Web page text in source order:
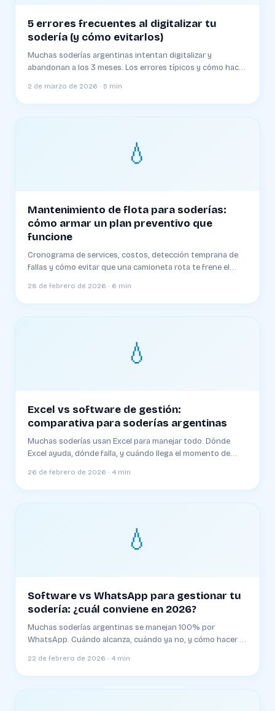
5 errores frecuentes al digitalizar tu
sodería (y cómo evitarlos)
Muchas soderías argentinas intentan digitalizar y
abandonan a los 3 meses. Los errores típicos y cómo hacer
2 de marzo de 2026 · 5 min
💧
Mantenimiento de flota para soderías:
cómo armar un plan preventivo que
funcione
Cronograma de services, costos, detección temprana de
fallas y cómo evitar que una camioneta rota te frene el
28 de febrero de 2026 · 6 min
💧
Excel vs software de gestión:
comparativa para soderías argentinas
Muchas soderías usan Excel para manejar todo. Dónde
Excel ayuda, dónde falla, y cuándo llega el momento de
26 de febrero de 2026 · 4 min
💧
Software vs WhatsApp para gestionar tu
sodería: ¿cuál conviene en 2026?
Muchas soderías argentinas se manejan 100% por
WhatsApp. Cuándo alcanza, cuándo ya no, y cómo hacer la
22 de febrero de 2026 · 4 min